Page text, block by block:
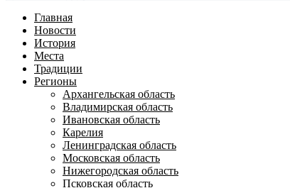
Главная
Новости
История
Места
Традиции
Регионы
Архангельская область
Владимирская область
Ивановская область
Карелия
Ленинградская область
Московская область
Нижегородская область
Псковская область